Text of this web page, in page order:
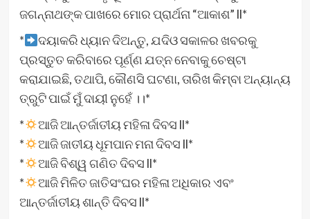
ଜଗନ୍ନାଥଙ୍କ ପାଖରେ ମୋର ପ୍ରାର୍ଥନା “ଆକାଶ” ll*
*
ଦୟାକରି ଧ୍ୟାନ ଦିଅନ୍ତୁ, ଯଦିଓ ସକାଳର ଖବରକୁ
ପ୍ରସ୍ତୁତ କରିବାରେ ପୂର୍ଣ୍ଣ ଯତ୍ନ ନେବାକୁ ଚେଷ୍ଟା
କରାଯାଇଛି, ତଥାପି, କୌଣସି ଘଟଣା, ତାରିଖ କିମ୍ବା ଅନ୍ୟାନ୍ୟ
ତ୍ରୁଟି ପାଇଁ ମୁଁ ଦାୟୀ ନୁହେଁ ।।*
*
ଆଜି ଆନ୍ତର୍ଜାତୀୟ ମହିଳା ଦିବସ ll*
*
ଆଜି ଜାତୀୟ ଧୂମପାନ ମନା ଦିବସ ll*
*
ଆଜି ବିଶ୍ୱ ଗଣିତ ଦିବସ ll*
*
ଆଜି ମିଳିତ ଜାତିସଂଘର ମହିଳା ଅଧିକାର ଏବଂ
ଆନ୍ତର୍ଜାତୀୟ ଶାନ୍ତି ଦିବସ ll*